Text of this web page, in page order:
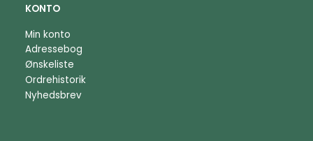
KONTO
Min konto
Adressebog
Ønskeliste
Ordrehistorik
Nyhedsbrev